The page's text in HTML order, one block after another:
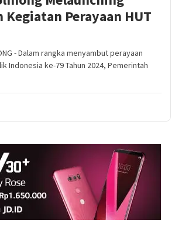
Kegiatan Perayaan HUT
- Dalam rangka menyambut perayaan
Indonesia ke-79 Tahun 2024, Pemerintah